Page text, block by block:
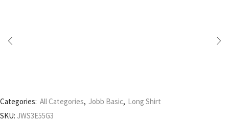
Categories: All Categories, Jobb Basic, Long Shirt
SKU: JWS3E55G3